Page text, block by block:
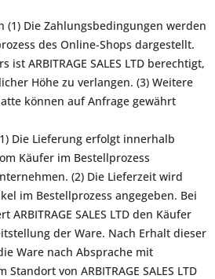
(1) Die Zahlungsbedingungen werden
des Online-Shops dargestellt.
ist ARBITRAGE SALES LTD berechtigt,
Höhe zu verlangen. (3) Weitere
können auf Anfrage gewährt
Die Lieferung erfolgt innerhalb
Käufer im Bestellprozess
(2) Die Lieferzeit wird
im Bestellprozess angegeben. Bei
SALES LTD den Käufer
der Ware. Nach Erhalt dieser
Ware nach Absprache mit
Standort von ARBITRAGE SALES LTD